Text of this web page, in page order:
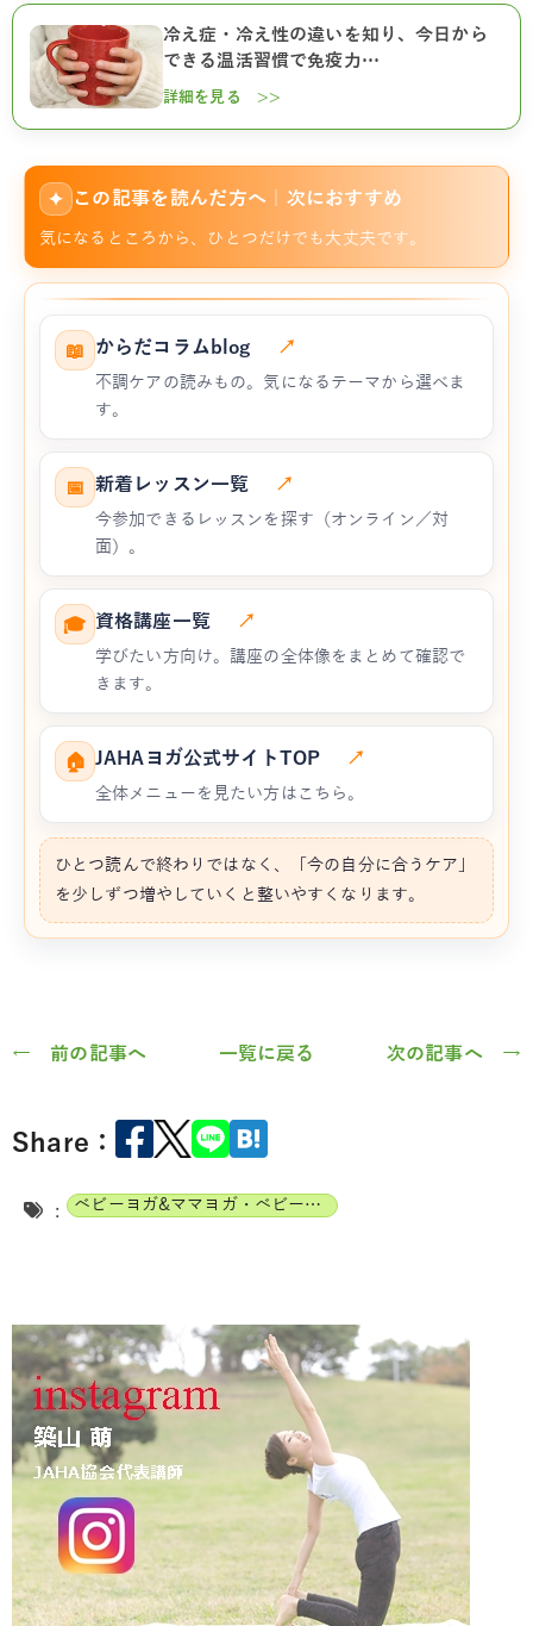
冷え症・冷え性の違いを知り、今日から
できる温活習慣で免疫力…
詳細を見る >>
✦ この記事を読んだ方へ｜次におすすめ
気になるところから、ひとつだけでも大丈夫です。
📖 からだコラムblog ↗
不調ケアの読みもの。気になるテーマから選べま
す。
📅 新着レッスン一覧 ↗
今参加できるレッスンを探す（オンライン／対
面）。
🎓 資格講座一覧 ↗
学びたい方向け。講座の全体像をまとめて確認で
きます。
🏠 JAHAヨガ公式サイトTOP ↗
全体メニューを見たい方はこちら。
ひとつ読んで終わりではなく、「今の自分に合うケア」
を少しずつ増やしていくと整いやすくなります。
← 前の記事へ 一覧に戻る 次の記事へ →
Share：
: ベビーヨガ&ママヨガ・ベビーチャクラマッサージ通信講座